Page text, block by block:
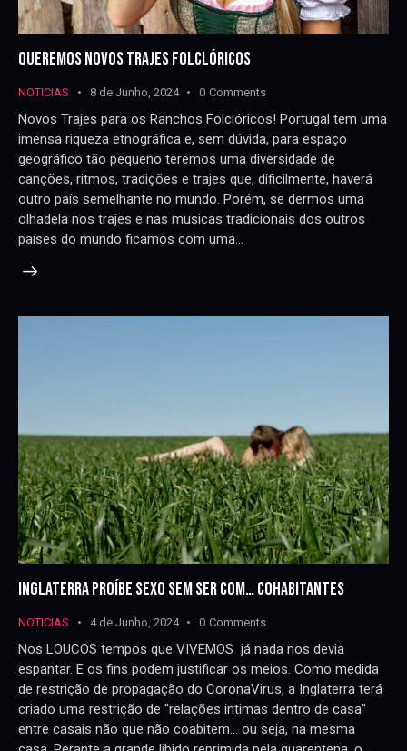
QUEREMOS NOVOS TRAJES FOLCLÓRICOS
NOTICIAS 8 de Junho, 2024 0 Comments
Novos Trajes para os Ranchos Folclóricos! Portugal tem uma
imensa riqueza etnográfica e, sem dúvida, para espaço
geográfico tão pequeno teremos uma diversidade de
canções, ritmos, tradições e trajes que, dificilmente, haverá
outro país semelhante no mundo. Porém, se dermos uma
olhadela nos trajes e nas musicas tradicionais dos outros
países do mundo ficamos com uma…
INGLATERRA PROÍBE SEXO SEM SER COM… COHABITANTES
NOTICIAS 4 de Junho, 2024 0 Comments
Nos LOUCOS tempos que VIVEMOS já nada nos devia
espantar. E os fins podem justificar os meios. Como medida
de restrição de propagação do CoronaVirus, a Inglaterra terá
criado uma restrição de "relações intimas dentro de casa"
entre casais não que não coabitem... ou seja, na mesma